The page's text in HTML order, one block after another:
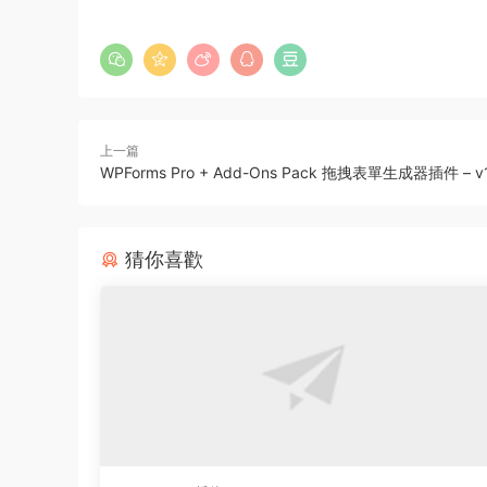
上一篇
WPForms Pro + Add-Ons Pack 拖拽表單生成器插件 –
猜你喜歡